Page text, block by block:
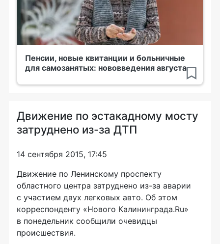
Пенсии, новые квитанции и больничные
для самозанятых: нововведения августа
Движение по эстакадному мосту
затруднено из-за ДТП
14 сентября 2015, 17:45
Движение по Ленинскому проспекту
областного центра затруднено из-за аварии
с участием двух легковых авто. Об этом
корреспонденту «Нового Калининграда.Ru»
в понедельник сообщили очевидцы
происшествия.